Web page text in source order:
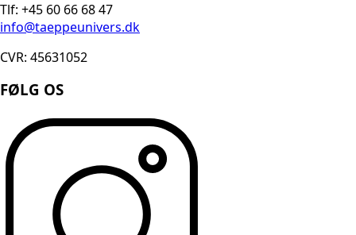
Tlf: +45 60 66 68 47
info@taeppeunivers.dk
CVR: 45631052
FØLG OS